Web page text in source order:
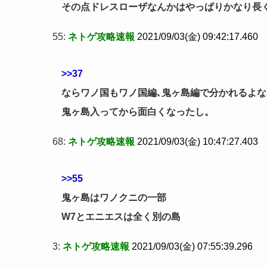
その点ドレスローザなんかはやっぱりかなり長
55: ネトゲ攻略速報 2021/09/03(金) 09:42:17.460
>>37
ならワノ国もワノ国編､鬼ヶ島編で分かれるよな
鬼ヶ島入ってから面白くなったし。
68: ネトゲ攻略速報 2021/09/03(金) 10:47:27.403
>>55
鬼ヶ島はワノクニの一部
W7とエニエスは全く別の島
3: ネトゲ攻略速報 2021/09/03(金) 07:55:39.296